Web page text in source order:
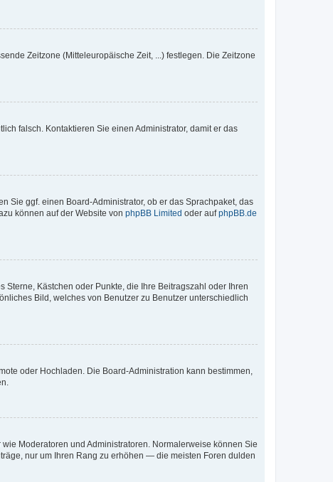
Zeitzone (Mitteleuropäische Zeit, ...) festlegen. Die Zeitzone
falsch. Kontaktieren Sie einen Administrator, damit er das
Sie ggf. einen Board-Administrator, ob er das Sprachpaket, das
können auf der Website von phpBB Limited oder aufphpBB.de
Kästchen oder Punkte, die Ihre Beitragszahl oder Ihren
Bild, welches von Benutzer zu Benutzer unterschiedlich
oder Hochladen. Die Board-Administration kann bestimmen,
Moderatoren und Administratoren. Normalerweise können Sie
nur um Ihren Rang zu erhöhen — die meisten Foren dulden